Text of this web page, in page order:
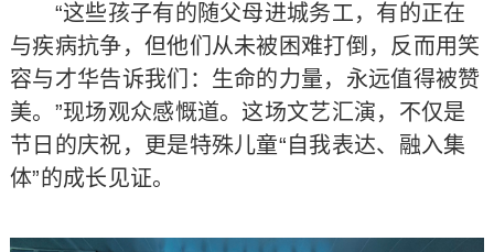
“这些孩子有的随父母进城务工，有的正在
与疾病抗争，但他们从未被困难打倒，反而用笑
容与才华告诉我们：生命的力量，永远值得被赞
美。”现场观众感慨道。这场文艺汇演，不仅是
节日的庆祝，更是特殊儿童“自我表达、融入集
体”的成长见证。